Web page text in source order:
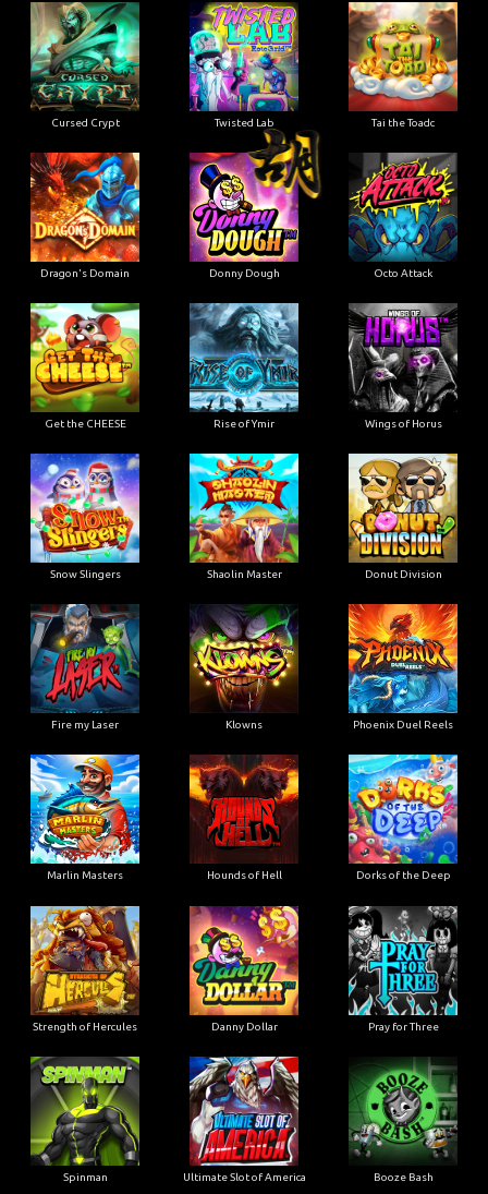
Cursed Crypt Twisted Lab Tai the Toadc
Dragon's Domain Donny Dough Octo Attack
Get the CHEESE Rise of Ymir Wings of Horus
Snow Slingers Shaolin Master Donut Division
Fire my Laser Klowns Phoenix Duel Reels
Marlin Masters Hounds of Hell Dorks of the Deep
Strength of Hercules Danny Dollar Pray for Three
Spinman Ultimate Slot of America Booze Bash